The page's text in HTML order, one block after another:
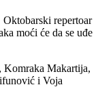
Oktobarski repertoar
moći će da se uđe
Komraka Makartija,
i Voja